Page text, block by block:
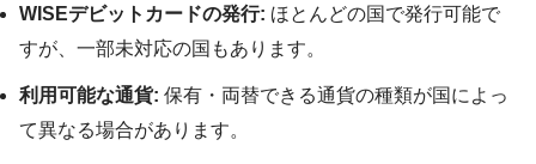
WISEデビットカードの発行: ほとんどの国で発行可能で
すが、一部未対応の国もあります。
利用可能な通貨: 保有・両替できる通貨の種類が国によっ
て異なる場合があります。